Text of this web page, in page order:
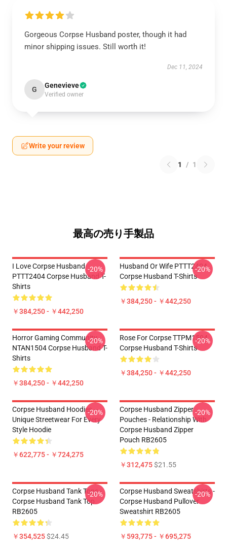
Gorgeous Corpse Husband poster, though it had
minor shipping issues. Still worth it!
Dec 11, 2024
G Genevieve
Verified owner
Write your review
1 / 1
最高の売り手製品
I Love Corpse Husband
PTTT2404 Corpse Husband T-
Shirts
￥384,250 - ￥442,250
-20%
Husband Or Wife PTTT2404
Corpse Husband T-Shirts
￥384,250 - ￥442,250
-20%
Horror Gaming Community
NTAN1504 Corpse Husband T-
Shirts
￥384,250 - ￥442,250
-20%
Rose For Corpse TTPM1504
Corpse Husband T-Shirts
￥384,250 - ￥442,250
-20%
Corpse Husband Hoodies –
Unique Streetwear For Every
Style Hoodie
￥622,775 - ￥724,275
-20%
Corpse Husband Zipper
Pouches - Relationship With
Corpse Husband Zipper
Pouch RB2605
￥312,475$21.55
-20%
Corpse Husband Tank Tops -
Corpse Husband Tank Top
RB2605
￥354,525$24.45
-20%
Corpse Husband Sweatshirts -
Corpse Husband Pullover
Sweatshirt RB2605
￥593,775 - ￥695,275
-20%